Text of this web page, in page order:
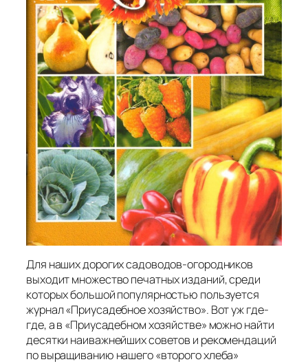
Для наших дорогих садоводов-огородников
выходит множество печатных изданий, среди
которых большой популярностью пользуется
журнал «Приусадебное хозяйство». Вот уж где-
где, а в «Приусадебном хозяйстве» можно найти
десятки наиважнейших советов и рекомендаций
по выращиванию нашего «второго хлеба»